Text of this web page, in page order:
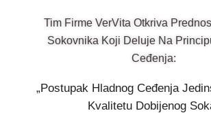
Tim Firme VerVita Otkriva
Sokovnika Koji Deluje Na
Ceđenja:
„Postupak Hladnog Ceđenja
Kvalitetu Dobijenog